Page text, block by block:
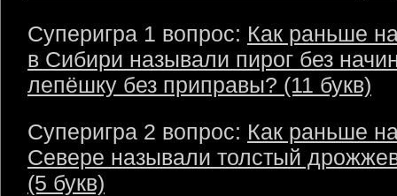
Суперигра 1 вопрос: Как раньше
в Сибири называли пирог без
лепёшку без приправы? (11 букв)
Суперигра 2 вопрос: Как раньше
Севере называли толстый
(5 букв)